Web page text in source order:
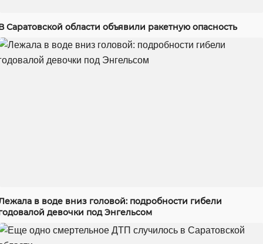
Саратовской области объявили ракетную опасность
в воде вниз головой: подробности гибели
девочки под Энгельсом